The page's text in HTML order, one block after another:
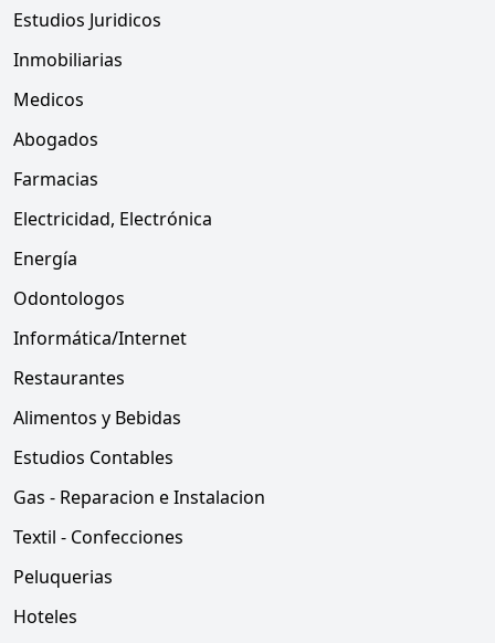
Estudios Juridicos
Inmobiliarias
Medicos
Abogados
Farmacias
Electricidad, Electrónica
Energía
Odontologos
Informática/Internet
Restaurantes
Alimentos y Bebidas
Estudios Contables
Gas - Reparacion e Instalacion
Textil - Confecciones
Peluquerias
Hoteles